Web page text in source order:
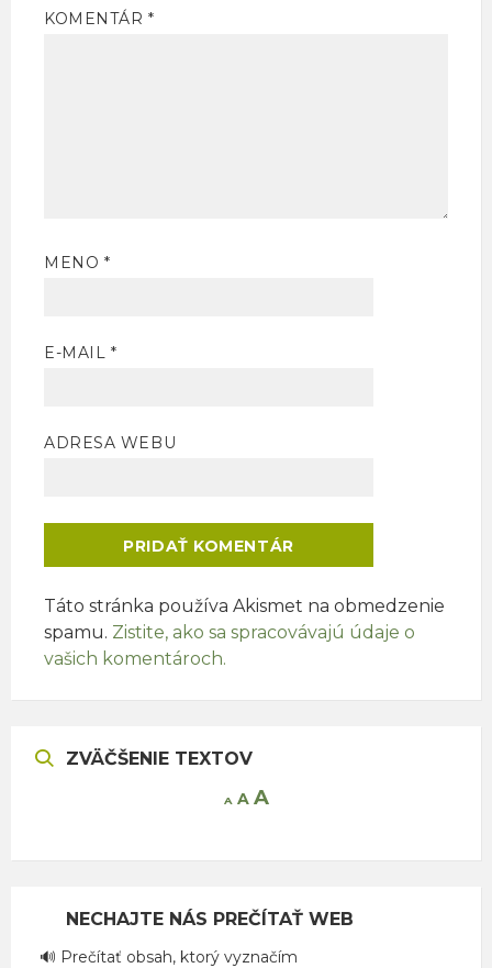
KOMENTÁR*
MENO *
E-MAIL *
ADRESA WEBU
Táto stránka používa Akismet na obmedzenie
spamu. Zistite, ako sa spracovávajú údaje o
vašich komentároch.
ZVÄČŠENIE TEXTOV
A Decrease
AReset
AIncrease
NECHAJTE NÁS PREČÍTAŤ WEB
🔊 Prečítať obsah, ktorý vyznačím